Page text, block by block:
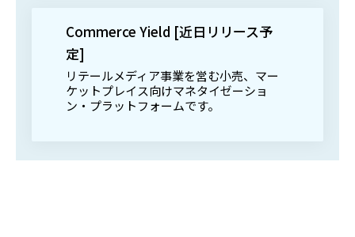
Commerce Yield [近日リリース予
定]
リテールメディア事業を営む小売、マー
ケットプレイス向けマネタイゼーショ
ン・プラットフォームです。